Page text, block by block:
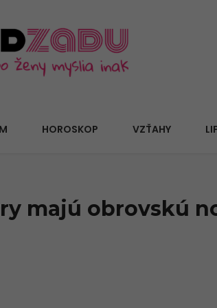
HOROSKOP VZŤAHY
majú obrovskú